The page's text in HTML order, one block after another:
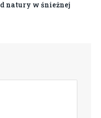
natury w śnieżnej